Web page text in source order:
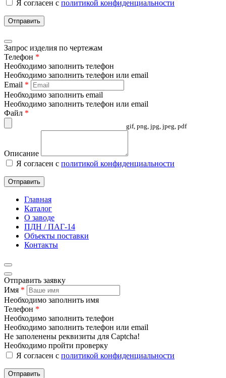
Я согласен с политикой конфиденциальности
Отправить
Запрос изделия по чертежам
Телефон *
Необходимо заполнить телефон
Необходимо заполнить телефон или email
Email *
Необходимо заполнить email
Необходимо заполнить телефон или email
Файл *
gif, png, jpg, jpeg, pdf
Описание
Я согласен с политикой конфиденциальности
Отправить
Главная
Каталог
О заводе
ПДН / ПАГ-14
Объекты поставки
Контакты
Отправить заявку
Имя *
Необходимо заполнить имя
Телефон *
Необходимо заполнить телефон
Необходимо заполнить телефон или email
Не заполенены реквизиты для Captcha!
Необходимо пройти проверку
Я согласен с политикой конфиденциальности
Отправить